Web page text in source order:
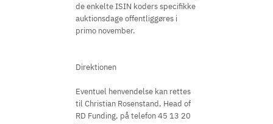
de enkelte ISIN koders specifikke
auktionsdage offentliggøres i
primo november.
Direktionen
Eventuel henvendelse kan rettes
til Christian Rosenstand, Head of
RD Funding, på telefon 45 13 20